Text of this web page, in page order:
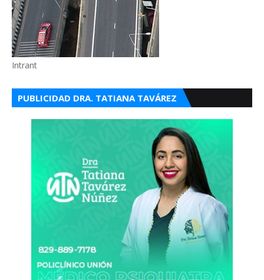
Intrant
PUBLICIDAD DRA. TATIANA TAVÁREZ